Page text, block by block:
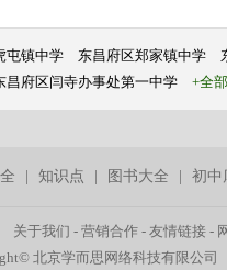
屯镇中学 东昌府区郑家镇中学
昌府区闫寺办事处第一中学 +全部
|知识点 图书大全 |初中
关于我们 -营销合作 -友情链接 -
北京学而思网络科技有限公司